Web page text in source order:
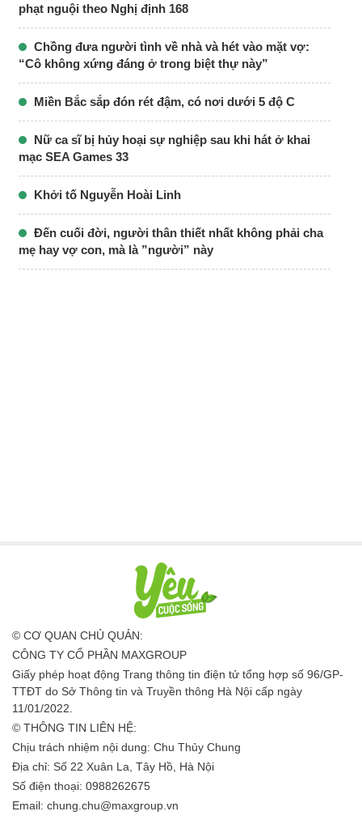
phạt nguội theo Nghị định 168
Chồng đưa người tình về nhà và hét vào mặt vợ:
“Cô không xứng đáng ở trong biệt thự này”
Miền Bắc sắp đón rét đậm, có nơi dưới 5 độ C
Nữ ca sĩ bị hủy hoại sự nghiệp sau khi hát ở khai
mạc SEA Games 33
Khởi tố Nguyễn Hoài Linh
Đến cuối đời, người thân thiết nhất không phải cha
mẹ hay vợ con, mà là ”người” này
© CƠ QUAN CHỦ QUẢN:
CÔNG TY CỔ PHẦN MAXGROUP
Giấy phép hoạt động Trang thông tin điện tử tổng hợp số 96/GP-
TTĐT do Sở Thông tin và Truyền thông Hà Nội cấp ngày
11/01/2022.
© THÔNG TIN LIÊN HỆ:
Chịu trách nhiệm nội dung: Chu Thủy Chung
Địa chỉ: Số 22 Xuân La, Tây Hồ, Hà Nội
Số điện thoại: 0988262675
Email: chung.chu@maxgroup.vn